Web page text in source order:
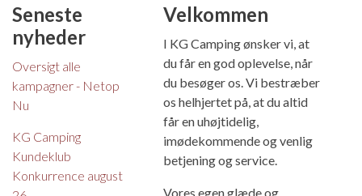
Seneste
nyheder
Oversigt alle
kampagner - Netop
Nu
KG Camping
Kundeklub
Konkurrence august
Velkommen
I KG Camping ønsker vi, at
du får en god oplevelse, når
du besøger os. Vi bestræber
os helhjertet på, at du altid
får en uhøjtidelig,
imødekommende og venlig
betjening og service.
Vores egen glæde og